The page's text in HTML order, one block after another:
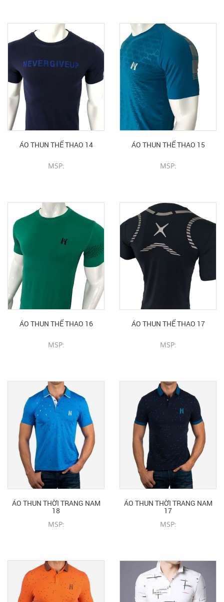
ÁO THUN THỂ THAO 14
MSP:
ÁO THUN THỂ THAO 15
MSP:
ÁO THUN THỂ THAO 16
MSP:
ÁO THUN THỂ THAO 17
MSP:
ÁO THUN THỜI TRANG NAM
18
MSP:
ÁO THUN THỜI TRANG NAM
17
MSP: